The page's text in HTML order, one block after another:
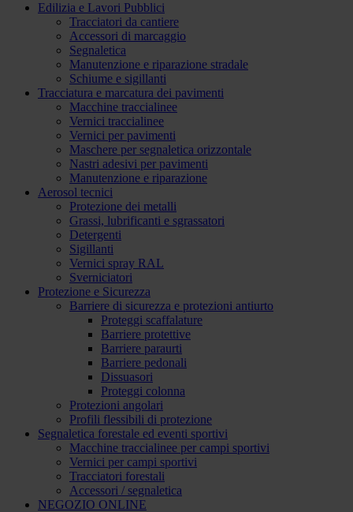
Edilizia e Lavori Pubblici
Tracciatori da cantiere
Accessori di marcaggio
Segnaletica
Manutenzione e riparazione stradale
Schiume e sigillanti
Tracciatura e marcatura dei pavimenti
Macchine traccialinee
Vernici traccialinee
Vernici per pavimenti
Maschere per segnaletica orizzontale
Nastri adesivi per pavimenti
Manutenzione e riparazione
Aerosol tecnici
Protezione dei metalli
Grassi, lubrificanti e sgrassatori
Detergenti
Sigillanti
Vernici spray RAL
Sverniciatori
Protezione e Sicurezza
Barriere di sicurezza e protezioni antiurto
Proteggi scaffalature
Barriere protettive
Barriere paraurti
Barriere pedonali
Dissuasori
Proteggi colonna
Protezioni angolari
Profili flessibili di protezione
Segnaletica forestale ed eventi sportivi
Macchine traccialinee per campi sportivi
Vernici per campi sportivi
Tracciatori forestali
Accessori / segnaletica
NEGOZIO ONLINE